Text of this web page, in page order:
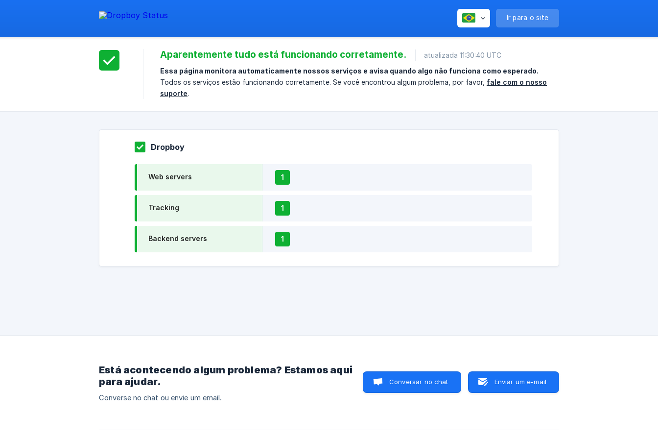
Ir para o site
Aparentemente tudo está funcionando corretamente.
atualizada 11:30:40 UTC
Essa página monitora automaticamente nossos serviços e avisa quando algo não funciona como esperado.
Todos os serviços estão funcionando corretamente. Se você encontrou algum problema, por favor, fale com o nosso
suporte.
Dropboy
Web servers 1
Tracking 1
Backend servers 1
Está acontecendo algum problema? Estamos aqui
para ajudar.
Converse no chat ou envie um email.
Conversar no chat Enviar um e-mail